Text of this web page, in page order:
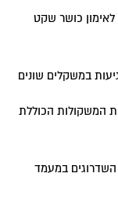
כושר שקט
במשקלים שונים
בכמות המשקולות הכוללת
במעמד